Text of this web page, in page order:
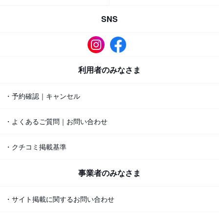
SNS
利用者のみなさま
・予約確認｜キャンセル
・よくあるご質問｜お問い合わせ
・クチコミ掲載基準
事業者のみなさま
・サイト掲載に関するお問い合わせ